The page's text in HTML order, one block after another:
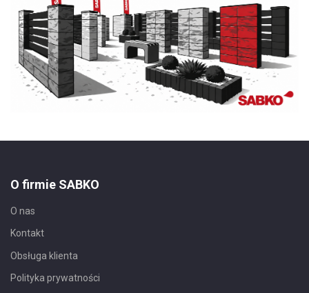
O firmie SABKO
O nas
Kontakt
Obsługa klienta
Polityka prywatności